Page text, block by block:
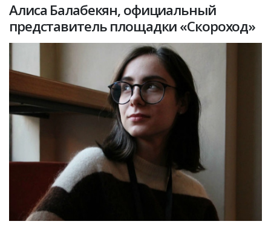
Алиса Балабекян, официальный
представитель площадки «Скороход»